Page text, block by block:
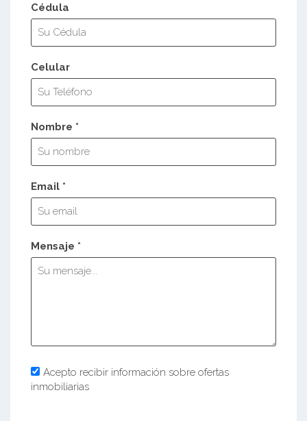
Cédula
Celular
Nombre *
Email *
Mensaje *
Acepto recibir información sobre ofertas
inmobiliarias